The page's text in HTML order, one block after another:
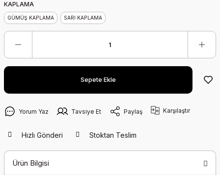
KAPLAMA
GÜMÜŞ KAPLAMA SARI KAPLAMA
Sepete Ekle
Yorum Yaz Tavsiye Et Paylaş Karşılaştır
Hızlı Gönderi Stoktan Teslim
Ürün Bilgisi